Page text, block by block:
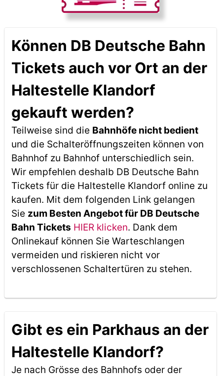
Können DB Deutsche Bahn
Tickets auch vor Ort an der
Haltestelle Klandorf
gekauft werden?
Teilweise sind die Bahnhöfe nicht bedient
und die Schalteröffnungszeiten können von
Bahnhof zu Bahnhof unterschiedlich sein.
Wir empfehlen deshalb DB Deutsche Bahn
Tickets für die Haltestelle Klandorf online zu
kaufen. Mit dem folgenden Link gelangen
Sie zum Besten Angebot für DB Deutsche
Bahn Tickets HIER klicken. Dank dem
Onlinekauf können Sie Warteschlangen
vermeiden und riskieren nicht vor
verschlossenen Schaltertüren zu stehen.
Gibt es ein Parkhaus an der
Haltestelle Klandorf?
Je nach Grösse des Bahnhofs oder der